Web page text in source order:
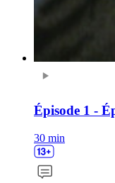
Épisode 1 -
30 min